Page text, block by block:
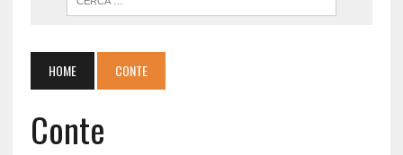
HOME CONTE
Conte